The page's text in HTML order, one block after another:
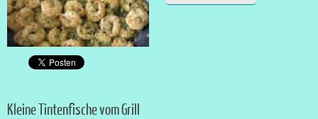
Kleine Tintenfische vom Grill